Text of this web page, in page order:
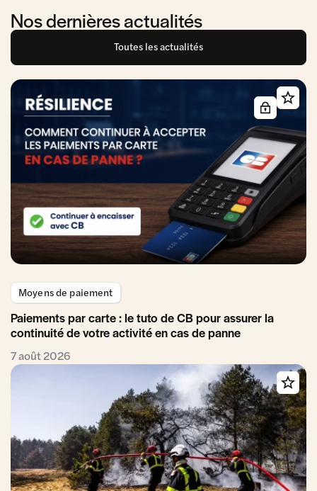
Nos dernières actualités
Toutes les actualités
Moyens de paiement
Paiements par carte : le tuto de CB pour assurer la
continuité de votre activité en cas de panne
7 août 2026